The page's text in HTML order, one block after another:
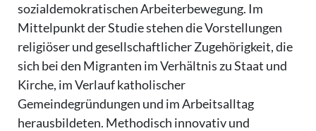
sozialdemokratischen Arbeiterbewegung. Im
Mittelpunkt der Studie stehen die Vorstellungen
religiöser und gesellschaftlicher Zugehörigkeit, die
sich bei den Migranten im Verhältnis zu Staat und
Kirche, im Verlauf katholischer
Gemeindegründungen und im Arbeitsalltag
herausbildeten. Methodisch innovativ und